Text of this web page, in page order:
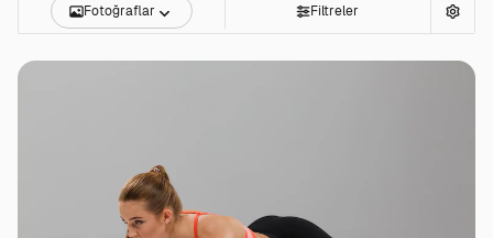
Fotoğraflar Filtreler